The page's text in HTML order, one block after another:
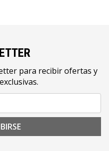
para recibir ofertas y